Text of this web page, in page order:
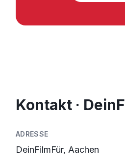
Kontakt ·
ADRESSE
DeinFilmFür, Aachen